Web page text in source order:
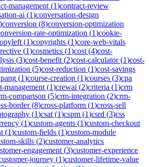
management (1)contract-review
ai (1)conversation-design
)conversion (8)conversion-optimization
rate-optimization (1)cookie-
(1)copyrights (1)core-web-vitals
(1)cosmetics (1)cost (4)cost-
(3)cost-benefit (2)cost-calculator(1)cost-
(5)cost-reduction (1)cost-savings
(1)course-creation (1)courses (3)cpa
management (1)crewai (2)criteria (1)crm
comparison (5)crm-integration (2)crm-
border(8)cross-platform (1)cross-sell
(1)csat (1)cspm (1)csrd (3)css
(1)custom-agents (1)custom-checkout
(1)custom-fields (1)custom-module
skills (2)customer-analytics
engagement (3)customer-experience
journey (1)customer-lifetime-value